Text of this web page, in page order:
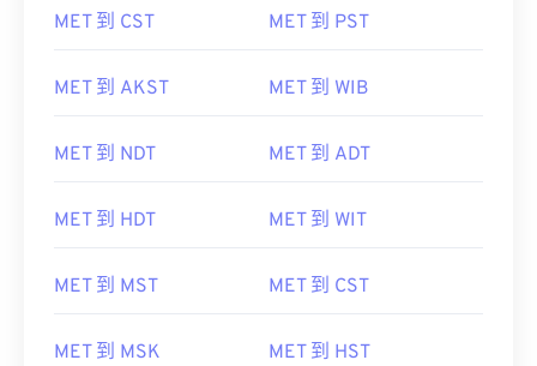
MET 到 CST MET 到 PST
MET 到 AKST MET 到 WIB
MET 到 NDT MET 到 ADT
MET 到 HDT MET 到 WIT
MET 到 MST MET 到 CST
MET 到 MSK MET 到 HST